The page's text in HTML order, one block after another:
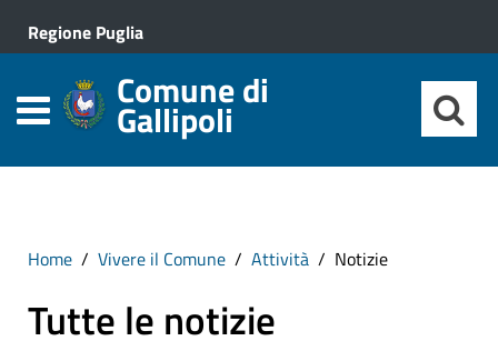
Regione Puglia
Comune di
Gallipoli
Home Vivere il Comune Attività Notizie
Tutte le notizie